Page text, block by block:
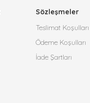
Sözleşmeler
Teslimat Koşulları
Ödeme Koşulları
İade Şartları